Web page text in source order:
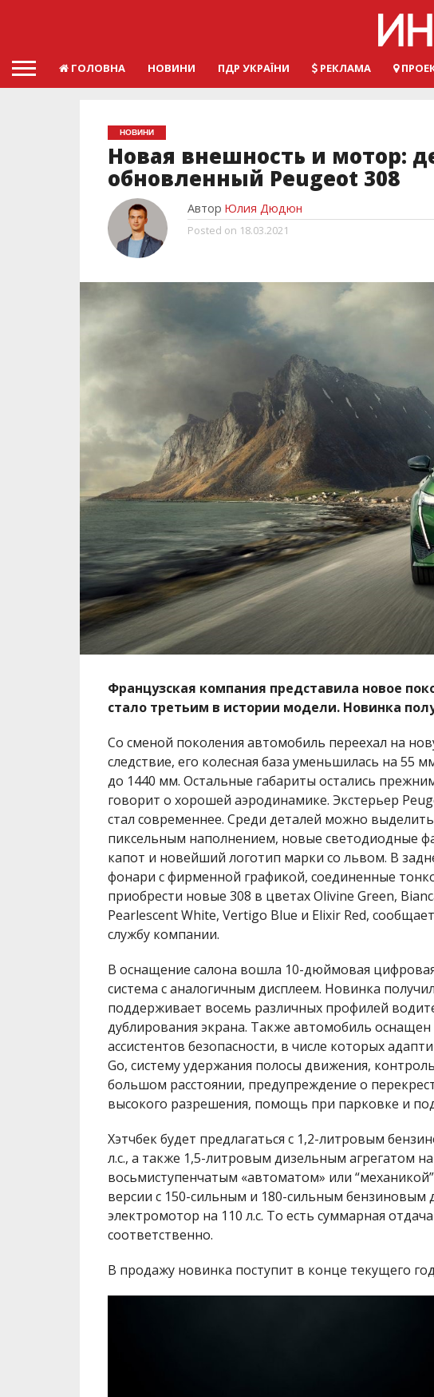
ГОЛОВНА НОВИНИ ПДР УКРАЇНИ РЕКЛАМА
НОВИНИ
Новая внешность и мотор:
обновленный Peugeot 308
Автор Юлия Дюдюн
Posted on 18.03.2021
Французская компания представила новое
стало третьим в истории модели. Новинка
Со сменой поколения автомобиль переехал на
следствие, его колесная база уменьшилась на 55
до 1440 мм. Остальные габариты остались
говорит о хорошей аэродинамике. Экстерьер
стал современнее. Среди деталей можно
пиксельным наполнением, новые светодиодные
капот и новейший логотип марки со львом. В
фонари с фирменной графикой, соединенные
приобрести новые 308 в цветах Olivine Green,
Pearlescent White, Vertigo Blue и Elixir Red, сообщает
службу компании.
В оснащение салона вошла 10-дюймовая
система с аналогичным дисплеем. Новинка
поддерживает восемь различных профилей
дублирования экрана. Также автомобиль
ассистентов безопасности, в числе которых
Go, систему удержания полосы движения,
большом расстоянии, предупреждение о
высокого разрешения, помощь при парковке и
Хэтчбек будет предлагаться с 1,2-литровым
л.с., а также 1,5-литровым дизельным агрегатом
восьмиступенчатым «автоматом» или
версии с 150-сильным и 180-сильным бензиновым
электромотор на 110 л.с. То есть суммарная
соответственно.
В продажу новинка поступит в конце текущего